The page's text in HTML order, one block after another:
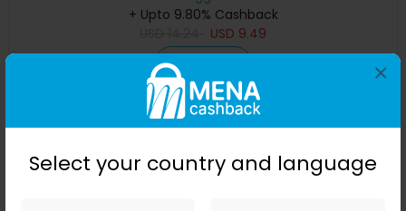
Select your country and language
×
+ Upto 9.80% Cashback
USD 9.49
Buy Now